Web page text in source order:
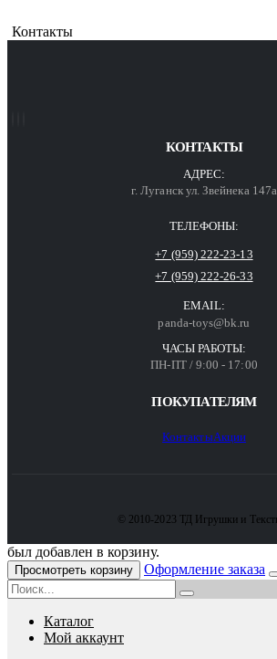
Контакты
КОНТАКТЫ
АДРЕС:
г. Луганск ул. Звейнека 147а
ТЕЛЕФОНЫ:
+7 (959) 222-23-13
+7 (959) 222-26-33
EMAIL:
panda-toys@bk.ru
ЧАСЫ РАБОТЫ:
ПН-ПТ / 9:00 - 17:00
ПОКУПАТЕЛЯМ
КонтактыАкции
© 2010-2023 ТД Игрушки и
был добавлен в корзину.
Просмотреть корзину Оформление заказа
Каталог
Мой аккаунт